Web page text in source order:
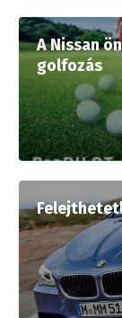
A Nissan
golfozás